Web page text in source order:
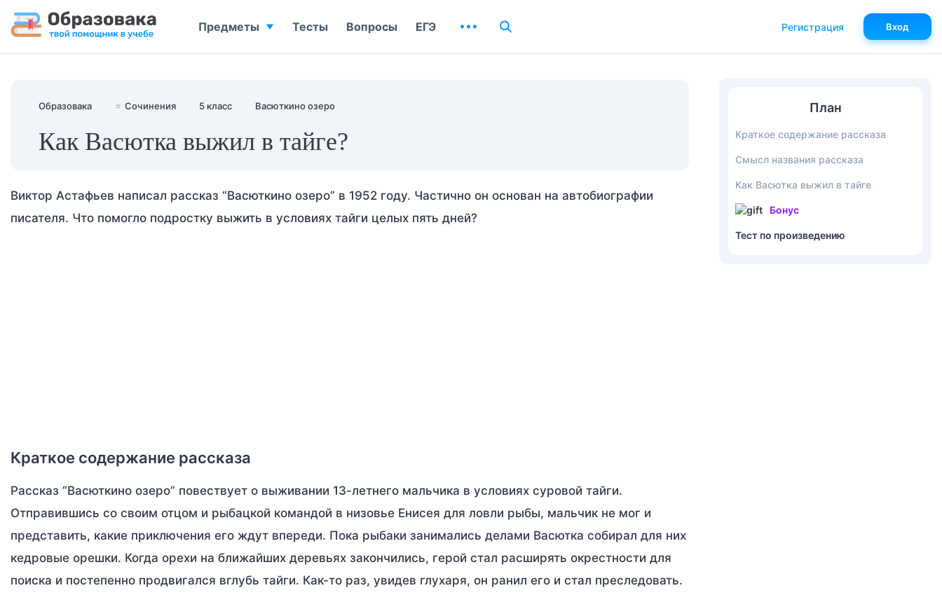
Образовака ⭐ Сочинения 5 класс Васюткино озеро
Как Васютка выжил в тайге?
Виктор Астафьев написал рассказ “Васюткино озеро” в 1952 году. Частично он основан на автобиографии
писателя. Что помогло подростку выжить в условиях тайги целых пять дней?
Краткое содержание рассказа
Рассказ “Васюткино озеро” повествует о выживании 13-летнего мальчика в условиях суровой тайги.
Отправившись со своим отцом и рыбацкой командой в низовье Енисея для ловли рыбы, мальчик не мог и
представить, какие приключения его ждут впереди. Пока рыбаки занимались делами Васютка собирал для них
кедровые орешки. Когда орехи на ближайших деревьях закончились, герой стал расширять окрестности для
поиска и постепенно продвигался вглубь тайги. Как-то раз, увидев глухаря, он ранил его и стал преследовать.
План
Краткое содержание рассказа
Смысл названия рассказа
Как Васютка выжил в тайге
Бонус
Тест по произведению
Предметы Тесты Вопросы ЕГЭ Регистрация Вход